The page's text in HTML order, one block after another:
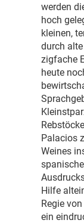
werden
hoch
kleinen,
durch
zigfache
heute
Palacios
Weines
Hilfe
Regie
ein